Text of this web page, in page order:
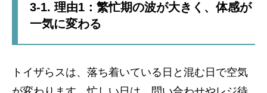
3-1. 理由1：繁忙期の波が大きく、体感が
一気に変わる
トイザらスは、落ち着いている日と混む日で空気